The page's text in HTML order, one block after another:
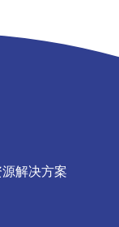
解决方案